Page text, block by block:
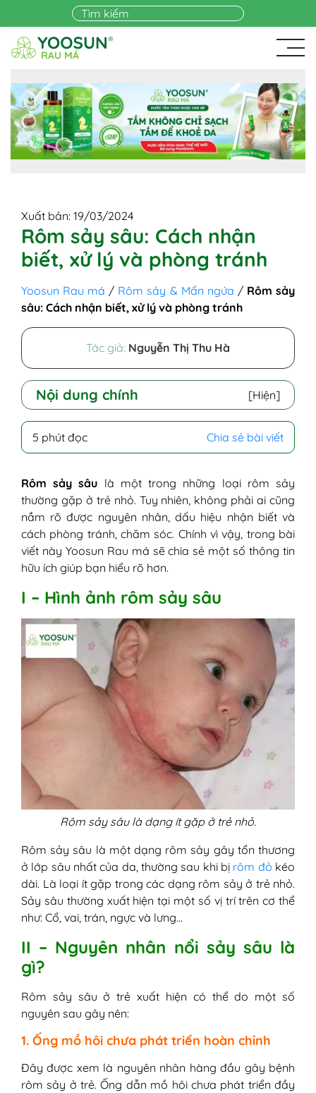
Skip to main content
Xuất bản: 19/03/2024
Rôm sảy sâu: Cách nhận
biết, xử lý và phòng tránh
Yoosun Rau má / Rôm sảy & Mẩn ngứa / Rôm sảy
sâu: Cách nhận biết, xử lý và phòng tránh
Tác giả: Nguyễn Thị Thu Hà
Nội dung chính [Hiện]
II - Nguyên nhân nổi sảy sâu là gì?
chỉnh
2. Trẻ mặc đồ dày, kín
3. Vi khuẩn
4. Do trẻ bị ốm sốt
5. Tuyến mồ hôi bị tổn hại nặng khi
rôm sảy đỏ kéo dài
IV - Rôm sảy sâu khác gì với rôm sảy
1. Rôm sảy thường
2. Rôm sảy sâu
V - Cách xử lý rôm sảy sâu bằng kem bôi
da Yoosun Rau má
VI - Hướng dẫn cách chăm sóc và phòng
tránh nổi sảy sâu
5 phút đọc Chia sẻ bài viết
Rôm sảy sâu là một trong những loại rôm sảy
thường gặp ở trẻ nhỏ. Tuy nhiên, không phải ai cũng
nắm rõ được nguyên nhân, dấu hiệu nhận biết và
cách phòng tránh, chăm sóc. Chính vì vậy, trong bài
viết này Yoosun Rau má sẽ chia sẻ một số thông tin
hữu ích giúp bạn hiểu rõ hơn.
I – Hình ảnh rôm sảy sâu
Rôm sảy sâu là dạng ít gặp ở trẻ nhỏ.
Rôm sảy sâu là một dạng rôm sảy gây tổn thương
ở lớp sâu nhất của da, thường sau khi bị rôm đỏ kéo
dài. Là loại ít gặp trong các dạng rôm sảy ở trẻ nhỏ.
Sảy sâu thường xuất hiện tại một số vị trí trên cơ thể
như: Cổ, vai, trán, ngực và lưng…
II – Nguyên nhân nổi sảy sâu là
gì?
Rôm sảy sâu ở trẻ xuất hiện có thể do một số
nguyên sau gây nên:
1. Ống mồ hôi chưa phát triển hoàn chỉnh
Đây được xem là nguyên nhân hàng đầu gây bệnh
rôm sảy ở trẻ. Ống dẫn mồ hôi chưa phát triển đầy